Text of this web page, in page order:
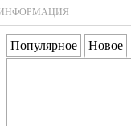
Популярное Новое